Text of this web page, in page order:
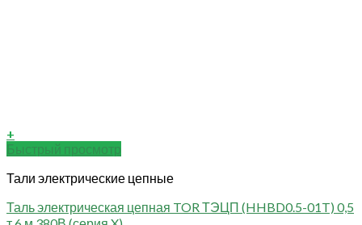
+
Быстрый просмотр
Тали электрические цепные
Таль электрическая цепная TOR ТЭЦП (HHBD0.5-01T) 0,5